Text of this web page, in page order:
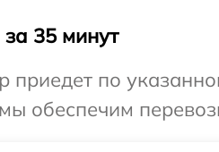
35 минут
по
обеспечим